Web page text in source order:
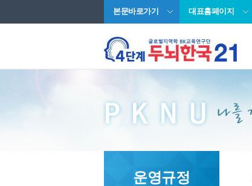
본문바로가기 대표홈페이지
운영규정